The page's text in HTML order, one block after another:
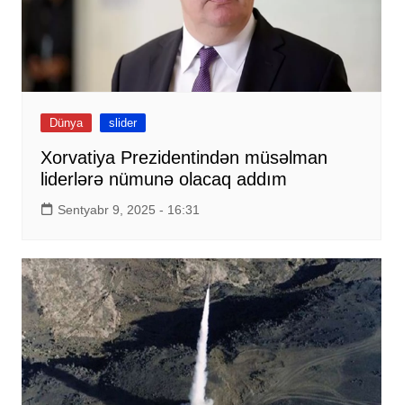
Dünya slider
Xorvatiya Prezidentindən müsəlman
liderlərə nümunə olacaq addım
Sentyabr 9, 2025 - 16:31